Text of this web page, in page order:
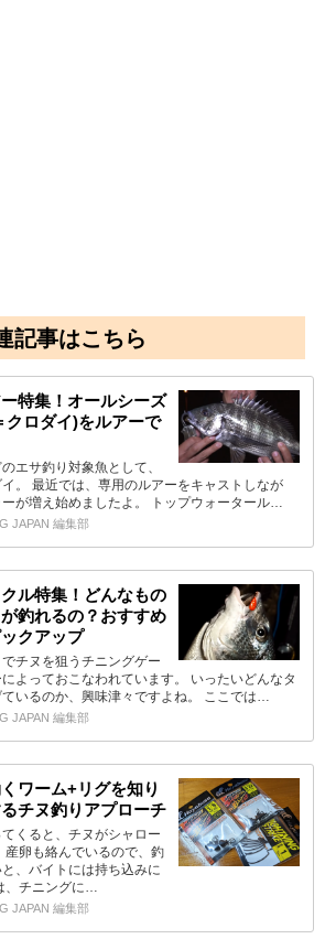
記事はこちら
特集！オールシーズ
クロダイ)をルアーで
エサ釣り対象魚として、
。 最近では、専用のルアーをキャストしなが
が増え始めましたよ。 トップウォータール…
JAPAN 編集部
ル特集！どんなもの
釣れるの？おすすめ
クアップ
チヌを狙うチニングゲー
よっておこなわれています。 いったいどんなタ
いるのか、興味津々ですよね。 ここでは…
JAPAN 編集部
ワーム+リグを知り
チヌ釣りアプローチ
くると、チヌがシャロー
産卵も絡んでいるので、釣
、バイトには持ち込みに
、チニングに…
JAPAN 編集部